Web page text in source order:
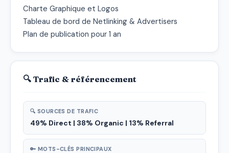
Charte Graphique et Logos
Tableau de bord de Netlinking & Advertisers
Plan de publication pour 1 an
🔍 Trafic & référencement
🔍 SOURCES DE TRAFIC
49% Direct | 38% Organic | 13% Referral
🔑 MOTS-CLÉS PRINCIPAUX